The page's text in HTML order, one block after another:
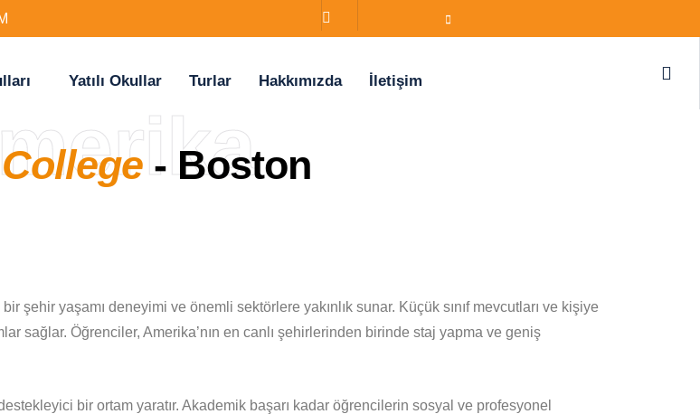
Yatılı Okullar Turlar Hakkımızda İletişim
- Boston
şehir yaşamı deneyimi ve önemli sektörlere yakınlık sunar. Küçük sınıf mevcutları ve kişiye
sağlar. Öğrenciler, Amerika’nın en canlı şehirlerinden birinde staj yapma ve geniş
bir ortam yaratır. Akademik başarı kadar öğrencilerin sosyal ve profesyonel